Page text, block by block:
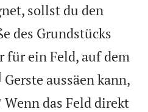
sollst du den
des Grundstücks
für ein Feld, auf dem
Gerste aussäen kann,
Wenn das Feld direkt